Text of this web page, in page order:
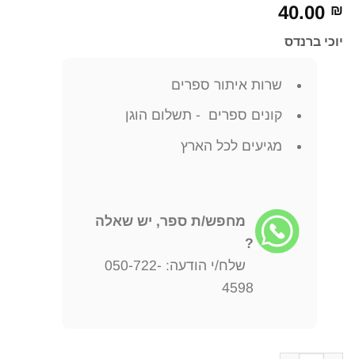
40.00 ₪
יוכי ברנדס
שרות איתור ספרים
קונים ספרים - תשלום הוגן
מגיעים לכל הארץ
מחפש/ת ספר, יש שאלה
?
שלח/י הודעה: 050-722-
4598